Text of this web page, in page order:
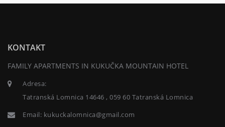
KONTAKT
FAMILY APARTMENTS IN KUKUČKA MOUNTAIN HOTEL
Adresa:
Tatranská Lomnica 14646 , 059 60 Tatranská Lomnica
Email: kukuckalomnica@gmail.com